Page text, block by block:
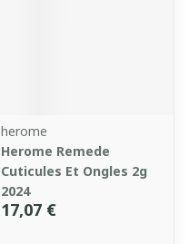
herome
Herome Remede
Cuticules Et Ongles 2g
2024
17,07 €